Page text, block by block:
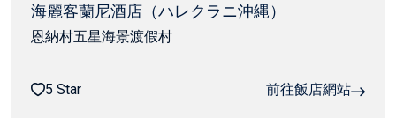
海麗客蘭尼酒店（ハレクラニ沖縄）
恩納村五星海景渡假村
5 Star 前往飯店網站